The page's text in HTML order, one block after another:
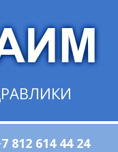
812 614 44 24